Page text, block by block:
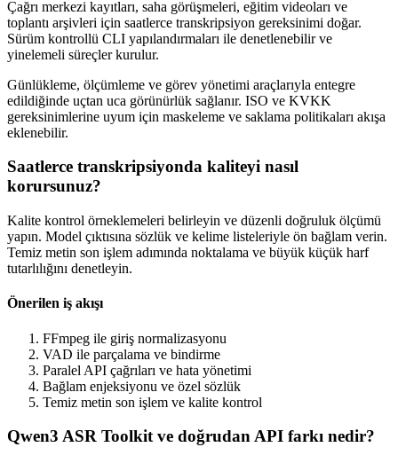
Çağrı merkezi kayıtları, saha görüşmeleri, eğitim videoları ve
toplantı arşivleri için saatlerce transkripsiyon gereksinimi doğar.
Sürüm kontrollü CLI yapılandırmaları ile denetlenebilir ve
yinelemeli süreçler kurulur.
Günlükleme, ölçümleme ve görev yönetimi araçlarıyla entegre
edildiğinde uçtan uca görünürlük sağlanır. ISO ve KVKK
gereksinimlerine uyum için maskeleme ve saklama politikaları akışa
eklenebilir.
Saatlerce transkripsiyonda kaliteyi nasıl
korursunuz?
Kalite kontrol örneklemeleri belirleyin ve düzenli doğruluk ölçümü
yapın. Model çıktısına sözlük ve kelime listeleriyle ön bağlam verin.
Temiz metin son işlem adımında noktalama ve büyük küçük harf
tutarlılığını denetleyin.
Önerilen iş akışı
FFmpeg ile giriş normalizasyonu
VAD ile parçalama ve bindirme
Paralel API çağrıları ve hata yönetimi
Bağlam enjeksiyonu ve özel sözlük
Temiz metin son işlem ve kalite kontrol
Qwen3 ASR Toolkit ve doğrudan API farkı nedir?